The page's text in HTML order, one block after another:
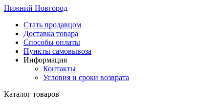
Нижний Новгород
Стать продавцом
Доставка товара
Способы оплаты
Пункты самовывоза
Информация
Контакты
Условия и сроки возврата
Каталог товаров